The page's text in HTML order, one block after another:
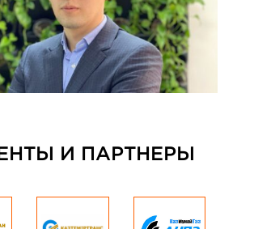
И ПАРТНЕРЫ